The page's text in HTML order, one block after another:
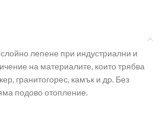
лепене при индустриални и
на материалите, които трябва
гранитогорес, камък и др. Без
подово отопление.